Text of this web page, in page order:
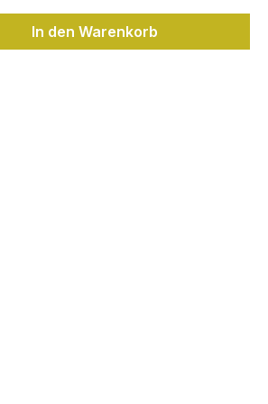
gewünschten Wert
In den Warenkorb